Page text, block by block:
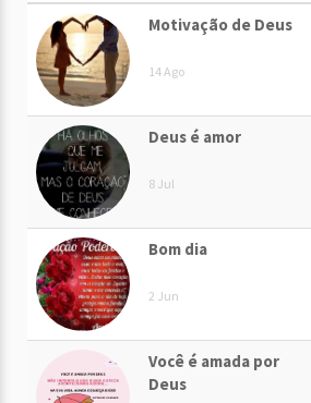
Motivação de Deus
14 Ago
Deus é amor
8 Jul
Bom dia
2 Jun
Você é amada por
Deus